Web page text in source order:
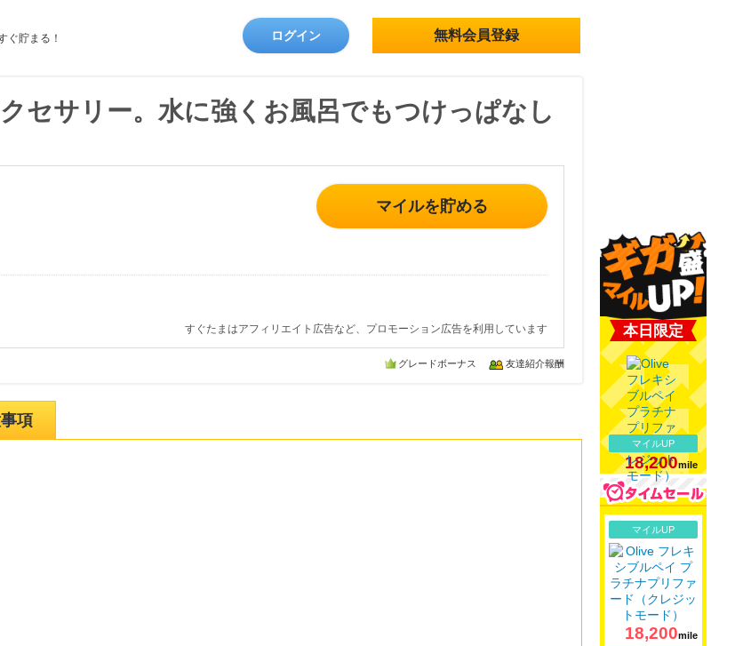
ぐ貯まる！ ログイン 無料会員登録
セサリー。水に強くお風呂でもつけっぱなし
マイルを貯める
すぐたまはアフィリエイト広告など、プロモーション広告を利用しています
グレードボーナス 友達紹介報酬
項
本日限定
マイルUP
18,200mile
マイルUP
18,200mile